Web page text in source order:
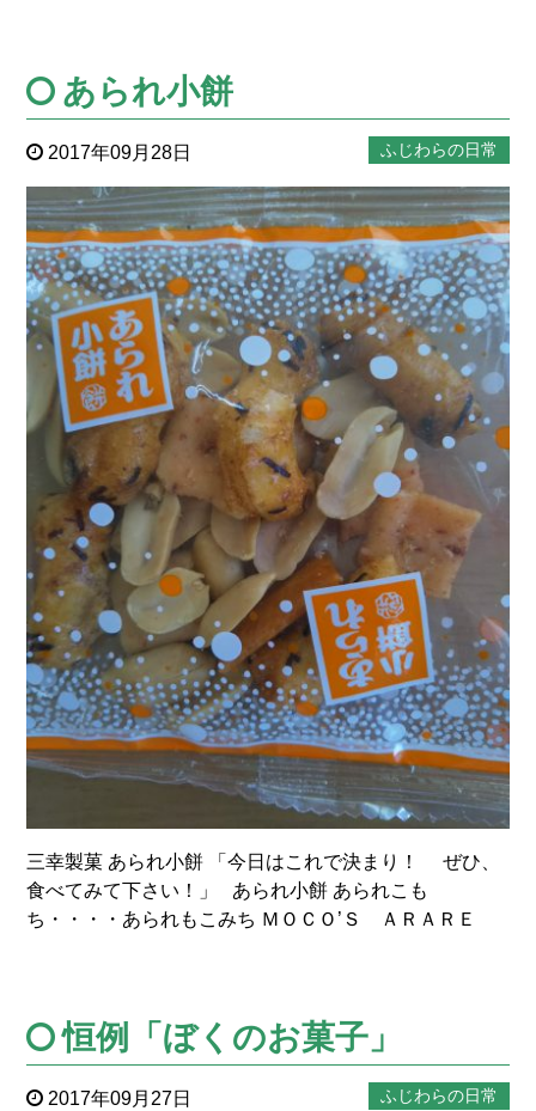
あられ小餅
2017年09月28日 ふじわらの日常
三幸製菓 あられ小餅 「今日はこれで決まり！ ぜひ、
食べてみて下さい！」 あられ小餅 あられこも
ち・・・・あられもこみち ＭＯＣＯ’Ｓ ＡＲＡＲＥ
恒例「ぼくのお菓子」
2017年09月27日 ふじわらの日常